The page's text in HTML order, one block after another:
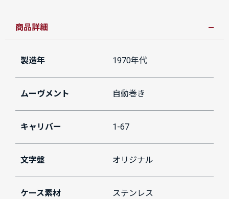
商品詳細
製造年 1970年代
ムーヴメント 自動巻き
キャリバー 1-67
文字盤 オリジナル
ケース素材 ステンレス